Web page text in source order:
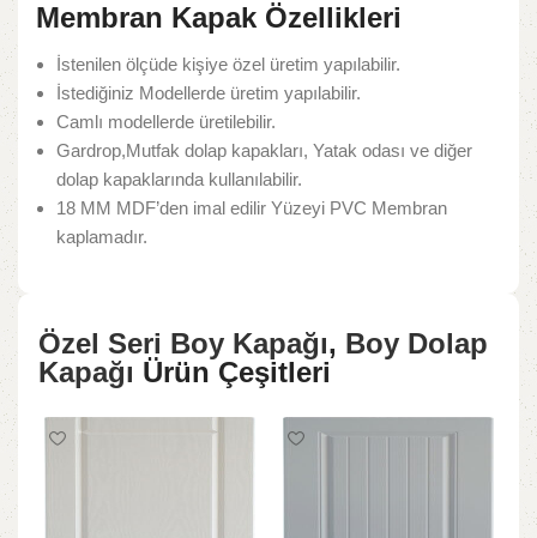
Membran Kapak Özellikleri
İstenilen ölçüde kişiye özel üretim yapılabilir.
İstediğiniz Modellerde üretim yapılabilir.
Camlı modellerde üretilebilir.
Gardrop,Mutfak dolap kapakları, Yatak odası ve diğer
dolap kapaklarında kullanılabilir.
18 MM MDF’den imal edilir Yüzeyi PVC Membran
kaplamadır.
Özel Seri Boy Kapağı, Boy Dolap
Kapağı Ürün Çeşitleri